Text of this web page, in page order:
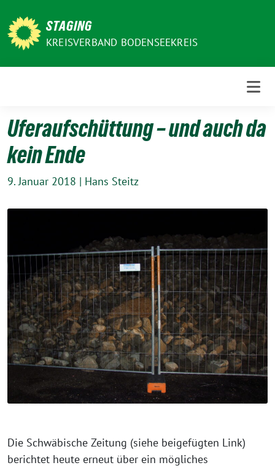
zum
Inhalt
STAGING
KREISVERBAND BODENSEEKREIS
Uferaufschüttung – und auch da
kein Ende
9. Januar 2018 | Hans Steitz
Die Schwäbische Zeitung (sie­he bei­gefüg­ten Link)
berich­tet heu­te erneut über ein mög­li­ches